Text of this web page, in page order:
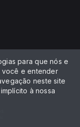
para que nós e
você e entender
neste site
à nossa